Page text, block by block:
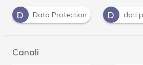
D
dati personali D digital
Canali